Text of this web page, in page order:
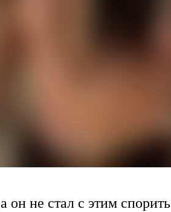
а он не стал с этим спорить